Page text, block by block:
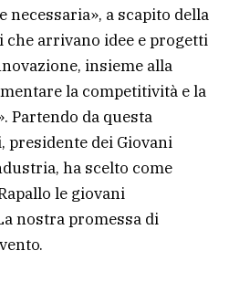
necessaria», a scapito della
che arrivano idee e progetti
insieme alla
la competitività e la
Partendo da questa
dei Giovani
ha scelto come
le giovani
nostra promessa di